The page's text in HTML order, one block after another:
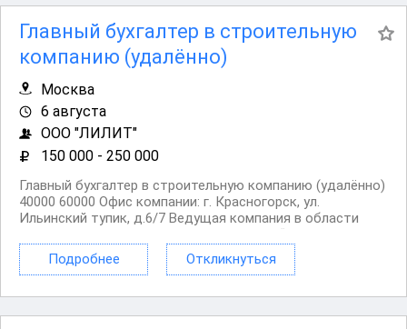
Главный бухгалтер в строительную
компанию (удалённо)
Москва
6 августа
ООО "ЛИЛИТ"
150 000 - 250 000
Главный бухгалтер в строительную компанию (удалённо)
40000 60000 Офис компании: г. Красногорск, ул.
Ильинский тупик, д.6/7 Ведущая компания в области
дорожного и мостового строительства “ЛИЛИТ”
приглашает вас стать частью профессиональной
команды! Мы занимаемся реализацией масштабных...
Подробнее Откликнуться